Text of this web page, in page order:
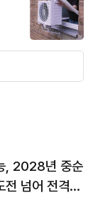
, 2028년 중순
넘어 전격